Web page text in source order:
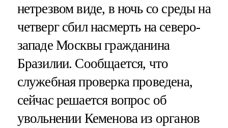
нетрезвом виде, в ночь со среды на
четверг сбил насмерть на северо-
западе Москвы гражданина
Бразилии. Сообщается, что
служебная проверка проведена,
сейчас решается вопрос об
увольнении Кеменова из органов